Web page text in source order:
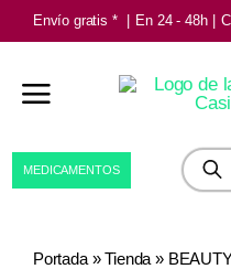
Saltar
al
contenido
Envío gratis * En 24 - 48h
de
MEDICAMENTOS
Portada»Tienda »